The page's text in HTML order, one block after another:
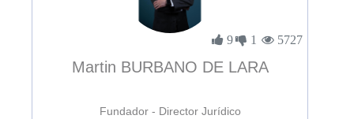
9 1 5727
Martin BURBANO DE LARA
Fundador - Director Jurídico